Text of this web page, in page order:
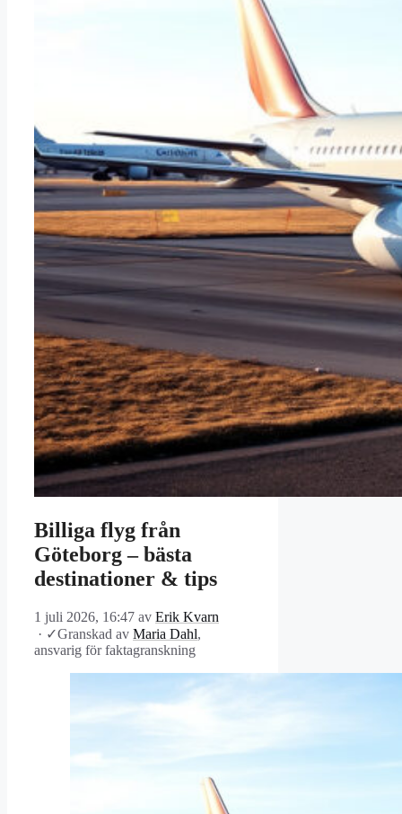
Billiga flyg från
Göteborg – bästa
destinationer & tips
1 juli 2026, 16:47 av Erik Kvarn
· ✓Granskad av Maria Dahl,
ansvarig för faktagranskning